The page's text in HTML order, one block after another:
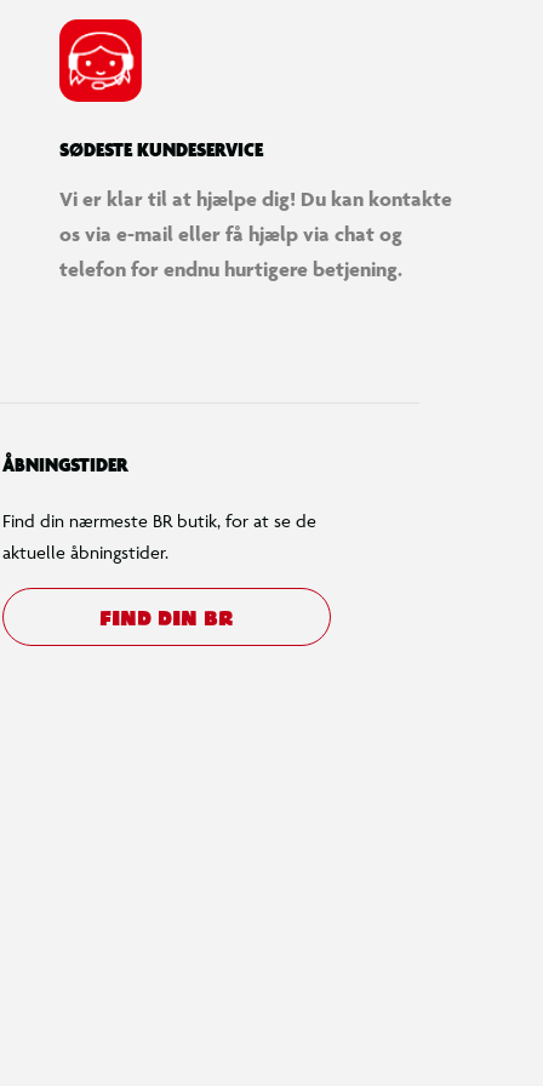
SØDESTE KUNDESERVICE
Vi er klar til at hjælpe dig! Du kan kontakte
os via e-mail eller få hjælp via chat og
telefon for endnu hurtigere betjening.
ÅBNINGSTIDER
Find din nærmeste BR butik, for at se de
aktuelle åbningstider.
FIND DIN BR